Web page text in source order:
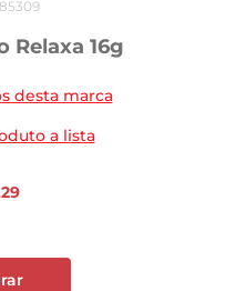
Relaxa 16g
desta marca
a lista
29